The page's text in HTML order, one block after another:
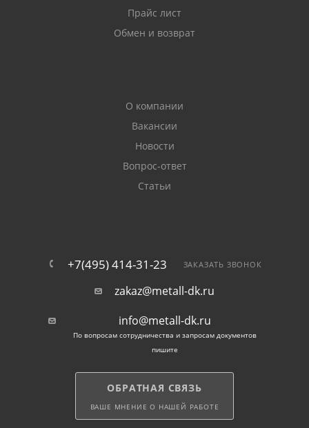
Прайс лист
Обмен и возврат
О компании
Вакансии
Новости
Вопрос-ответ
Статьи
+7(495) 414-31-23 ЗАКАЗАТЬ ЗВОНОК
zakaz@metall-dk.ru
info@metall-dk.ru
По вопросам сотрудничества и запросам документов
пишите
ОБРАТНАЯ СВЯЗЬ
ВАШЕ МНЕНИЕ О НАШЕЙ РАБОТЕ